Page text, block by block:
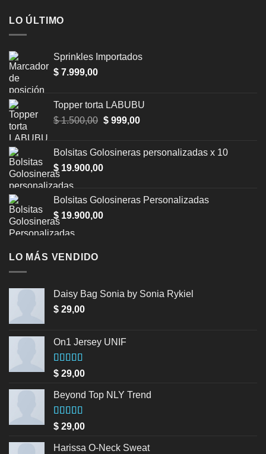
LO ÚLTIMO
Sprinkles Importados
$ 7.999,00
Topper torta LABUBU
$1.500,00 Original
$ 1.500,00.
$999,00Current
$ 999,00.
Bolsitas Golosineras personalizadas x 10
$ 19.900,00
Bolsitas Golosineras Personalizadas
$ 19.900,00
LO MÁS VENDIDO
Daisy Bag Sonia by Sonia Rykiel
$ 29,00
On1 Jersey UNIF
Valorado en
5.00
de 5
$ 29,00
Beyond Top NLY Trend
Valorado
en
3.50
de 5
$ 29,00
Harissa O-Neck Sweat